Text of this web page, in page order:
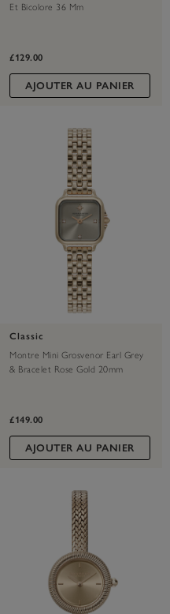
Et Bicolore 36 Mm
£129.00
AJOUTER AU PANIER
Classic
Montre Mini Grosvenor Earl Grey
& Bracelet Rose Gold 20mm
£149.00
AJOUTER AU PANIER